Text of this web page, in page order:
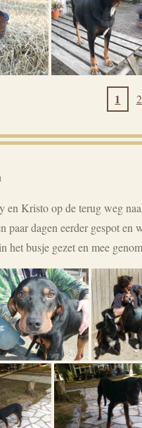
1 2
en Kristo op de terug weg
dagen eerder gespot en
het busje gezet en mee